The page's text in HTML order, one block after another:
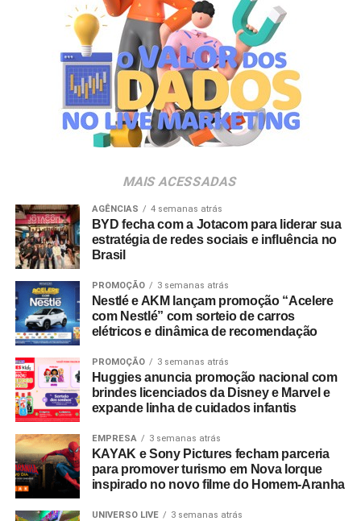
A produção do evento é assinada pela agência Banco_
em parceria com a Storymakers e a Cross Networking,
empresas pertencentes ao ecossistema da Holding
Clube. O projeto criativo mantém a assinatura “Brasil na
Veia”, conceito focado na valorização da cultura nacional,
da música e da hospitalidade carioca.
no canal oficial da Ticketmaster, com lote inicial a partir
de R$ 3.950,00. As demais atualizações e atrações do
evento serão divulgadas nos canais oficiais do camarote
nos próximos meses.
MAIS ACESSADAS
AGÊNCIAS 4 semanas atrás
BYD fecha com a Jotacom para liderar sua
estratégia de redes sociais e influência no
Brasil
PROMOÇÃO 3 semanas atrás
Nestlé e AKM lançam promoção “Acelere
com Nestlé” com sorteio de carros
elétricos e dinâmica de recomendação
PROMOÇÃO 3 semanas atrás
Huggies anuncia promoção nacional com
brindes licenciados da Disney e Marvel e
expande linha de cuidados infantis
EMPRESA 3 semanas atrás
KAYAK e Sony Pictures fecham parceria
para promover turismo em Nova Iorque
inspirado no novo filme do Homem-Aranha
UNIVERSO LIVE 3 semanas atrás